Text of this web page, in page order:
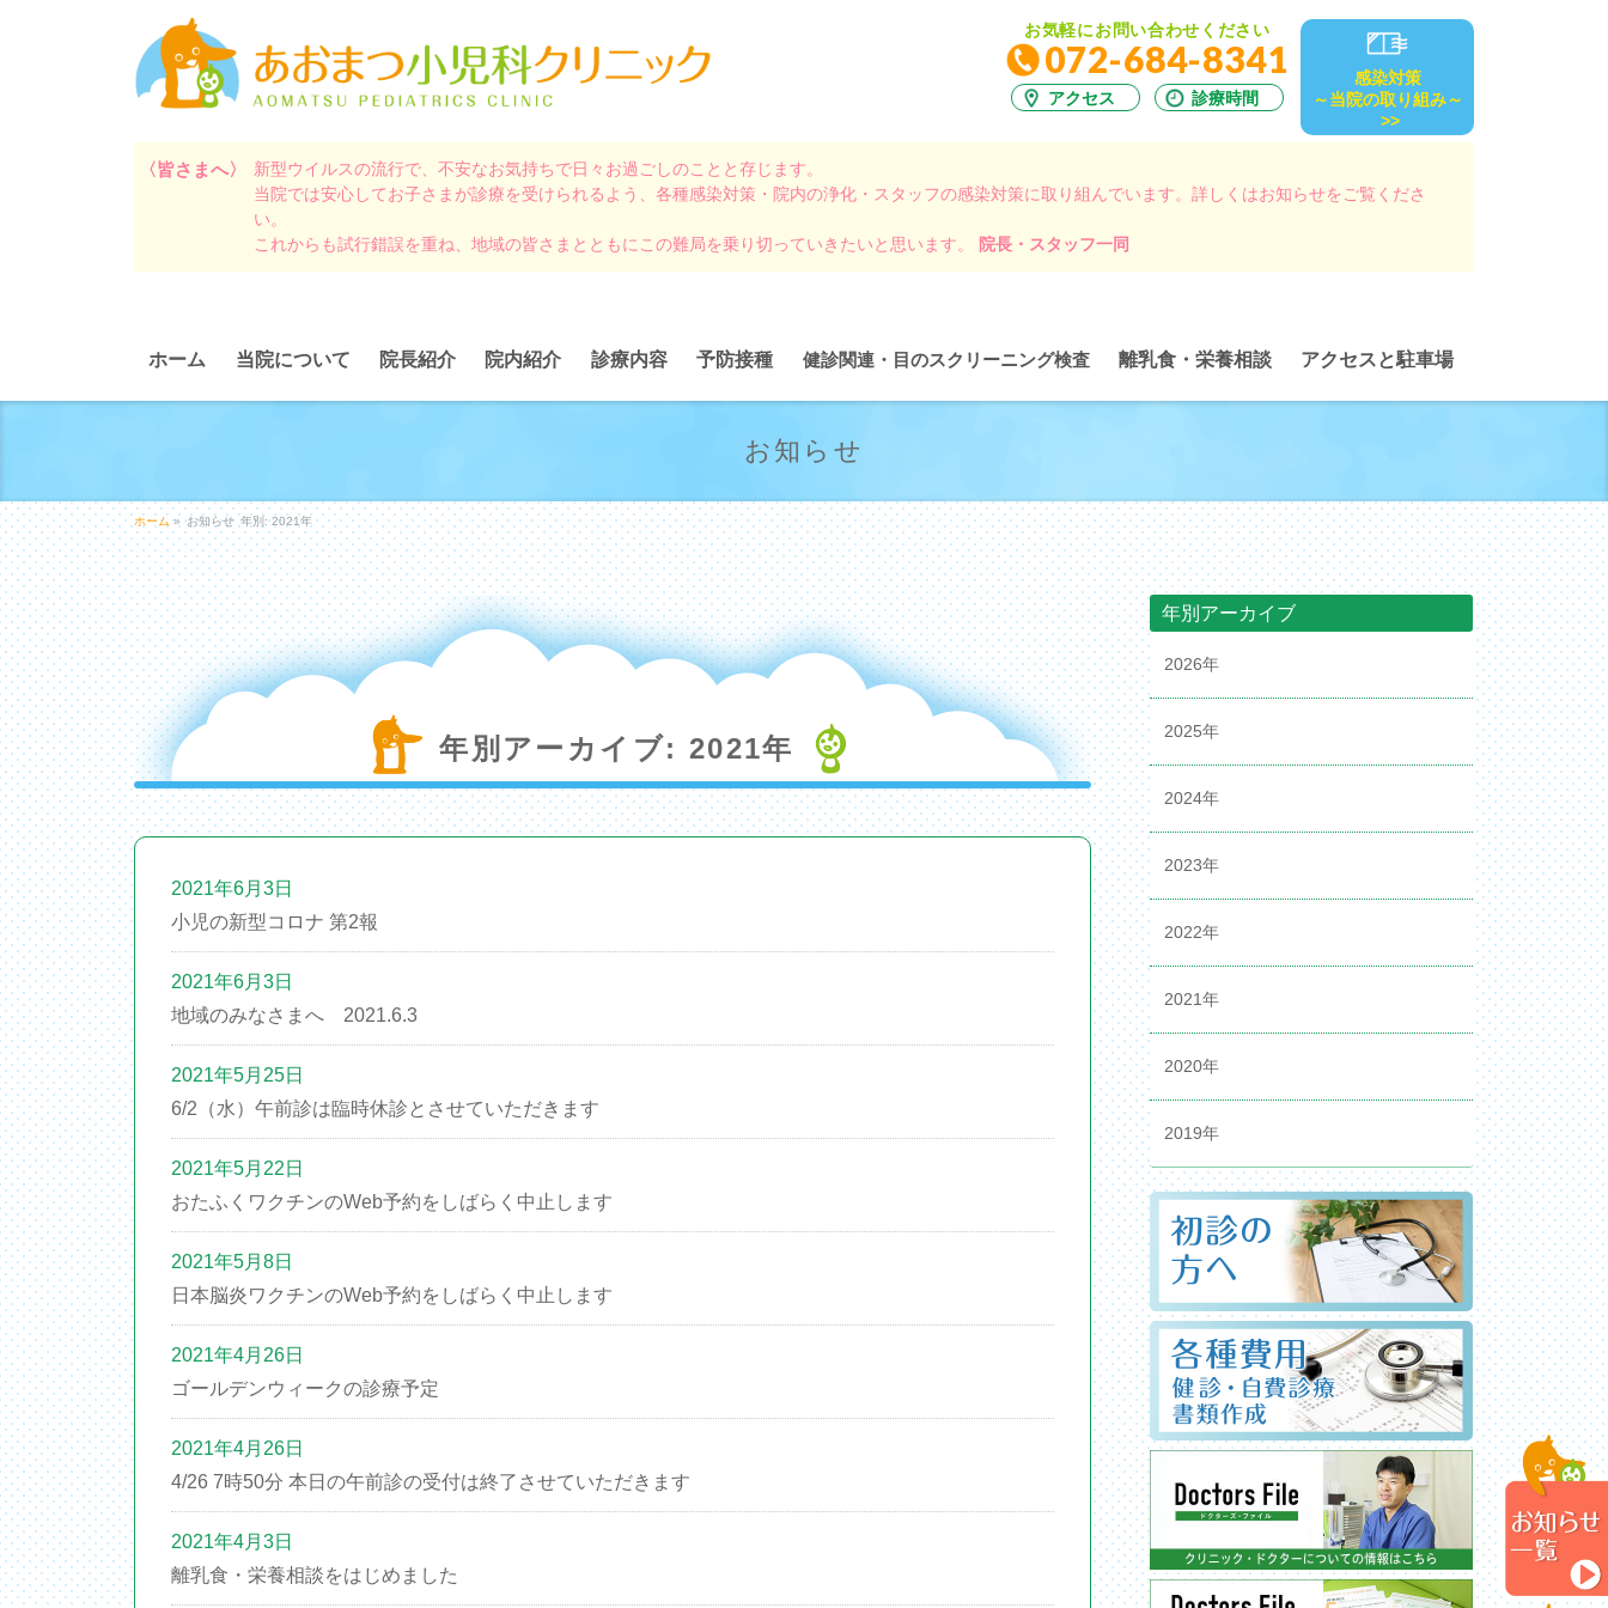
お気軽にお問い合わせください
072-684-8341
アクセス 診療時間
感染対策
～当院の取り組み～
>>
〈皆さまへ〉
新型ウイルスの流行で、不安なお気持ちで日々お過ごしのことと存じます。
当院では安心してお子さまが診療を受けられるよう、各種感染対策・院内の浄化・スタッフの感染対策に取り組んでいます。詳しくはお知らせをご覧くださ
い。
これからも試行錯誤を重ね、地域の皆さまとともにこの難局を乗り切っていきたいと思います。
院長・スタッフ一同
ホーム 当院について 院長紹介 院内紹介 診療内容 予防接種 健診関連・目のスクリーニング検査 離乳食・栄養相談 アクセスと駐車場
お知らせ
ホーム » お知らせ 年別: 2021年
年別アーカイブ: 2021年
2021年6月3日
小児の新型コロナ 第2報
2021年6月3日
地域のみなさまへ 2021.6.3
2021年5月25日
6/2（水）午前診は臨時休診とさせていただきます
2021年5月22日
おたふくワクチンのWeb予約をしばらく中止します
2021年5月8日
日本脳炎ワクチンのWeb予約をしばらく中止します
2021年4月26日
ゴールデンウィークの診療予定
2021年4月26日
4/26 7時50分 本日の午前診の受付は終了させていただきます
2021年4月3日
離乳食・栄養相談をはじめました
年別アーカイブ
2026年
2025年
2024年
2023年
2022年
2021年
2020年
2019年